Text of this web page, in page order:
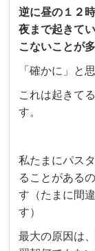
逆に昼の１２
夜まで起きて
こないことが
「確かに」と
これは起きて
す。
私たまにパス
ることがある
す（たまに間
す）
最大の原因は